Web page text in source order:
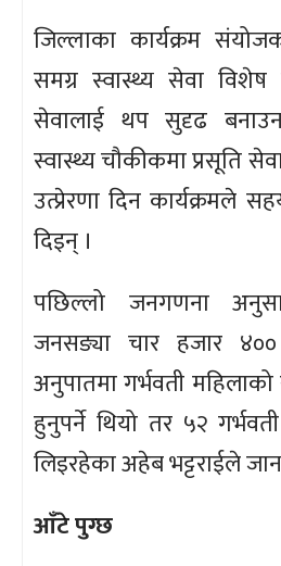
जिल्लाका कार्यक्रम
समग्र स्वास्थ्य सेवा विशेष
सेवालाई थप सुदृढ
स्वास्थ्य चौकीकमा प्रसूति
उत्प्रेरणा दिन कार्यक्रमले
दिइन् ।
पछिल्लो जनगणना
जनसङ्या चार हजार
अनुपातमा गर्भवती
हुनुपर्ने थियो तर ५२
लिइरहेका अहेब भट्टराईले
आँटे पुग्छ